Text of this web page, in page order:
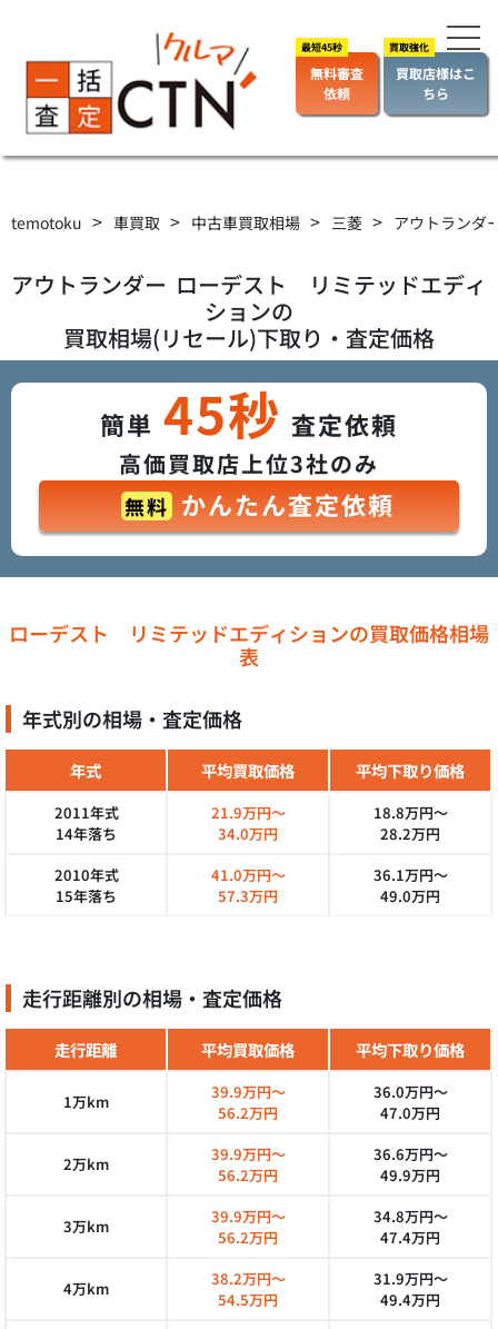
無料審査
依頼
買取店様はこ
ちら
temotoku > 車買取 > 中古車買取相場 > 三菱 > アウトランダ
アウトランダー ローデスト リミテッドエディ
ションの
買取相場(リセール)下取り・査定価格
簡単 45秒 査定依頼
高価買取店上位3社のみ
無料 かんたん査定依頼
ローデスト リミテッドエディションの買取価格相場
表
年式別の相場・査定価格
年式 平均買取価格 平均下取り価格
2011年式
14年落ち
21.9万円～
34.0万円
18.8万円～
28.2万円
2010年式
15年落ち
41.0万円～
57.3万円
36.1万円～
49.0万円
走行距離別の相場・査定価格
走行距離 平均買取価格 平均下取り価格
1万km
39.9万円～
56.2万円
36.0万円～
47.0万円
2万km
39.9万円～
56.2万円
36.6万円～
49.9万円
3万km
39.9万円～
56.2万円
34.8万円～
47.4万円
4万km
38.2万円～
54.5万円
31.9万円～
49.4万円